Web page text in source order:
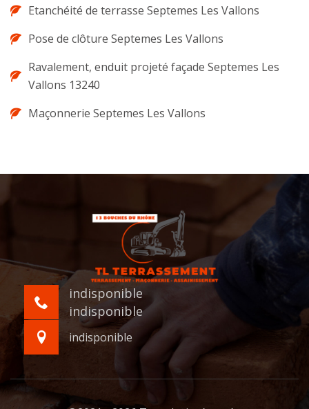
Etanchéité de terrasse Septemes Les Vallons
Pose de clôture Septemes Les Vallons
Ravalement, enduit projeté façade Septemes Les
Vallons 13240
Maçonnerie Septemes Les Vallons
indisponible
indisponible
indisponible